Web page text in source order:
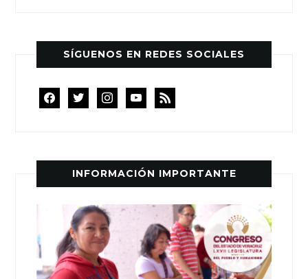
SÍGUENOS EN REDES SOCIALES
facebooktwitterinstagramyoutube
rss
INFORMACIÓN IMPORTANTE